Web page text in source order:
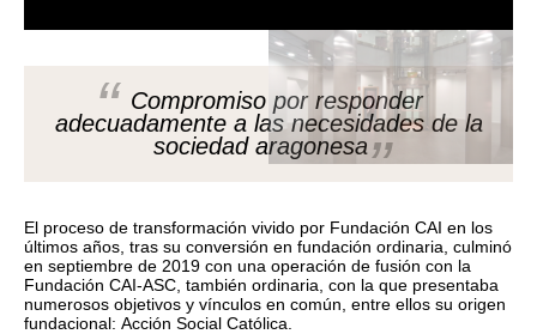
Compromiso por responder
adecuadamente a las necesidades de la
sociedad aragonesa
El proceso de transformación vivido por Fundación CAI en los
últimos años, tras su conversión en fundación ordinaria, culminó
en septiembre de 2019 con una operación de fusión con la
Fundación CAI-ASC, también ordinaria, con la que presentaba
numerosos objetivos y vínculos en común, entre ellos su origen
fundacional: Acción Social Católica.